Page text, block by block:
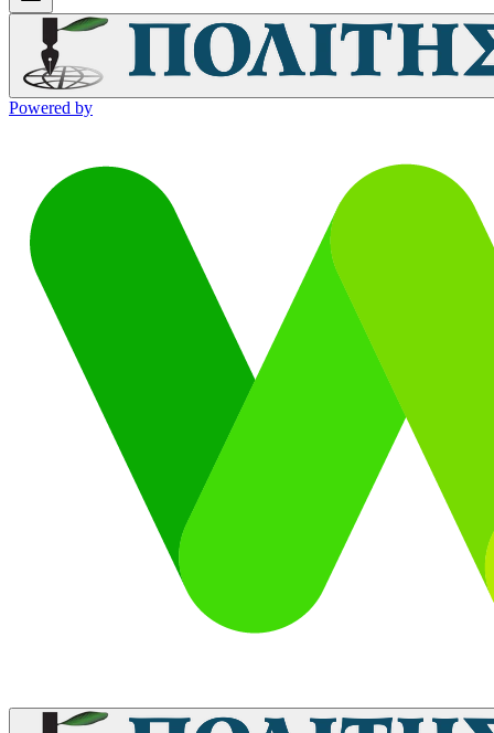
Powered by